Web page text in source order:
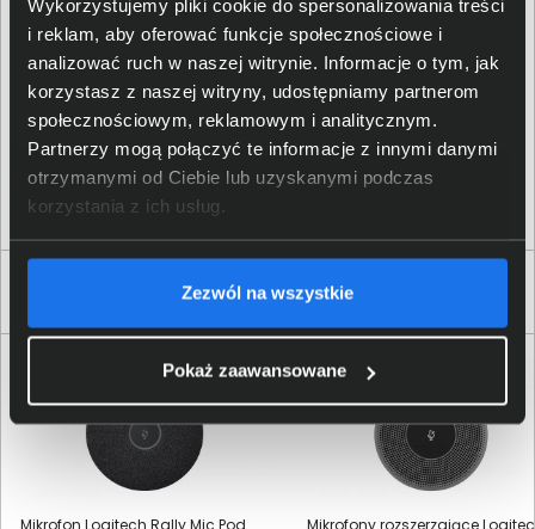
Wykorzystujemy pliki cookie do spersonalizowania treści
i reklam, aby oferować funkcje społecznościowe i
analizować ruch w naszej witrynie. Informacje o tym, jak
korzystasz z naszej witryny, udostępniamy partnerom
społecznościowym, reklamowym i analitycznym.
Partnerzy mogą połączyć te informacje z innymi danymi
otrzymanymi od Ciebie lub uzyskanymi podczas
korzystania z ich usług.
Zezwól na wszystkie
Pokaż zaawansowane
Dane producenta
Logitech Europe S.A.; EPFL -
Quartier de l’Innovation, CH
- 1015 Lausanne, Switzerland
Osoba odpowiedzialna za
Logitech Europe S.A.
Catharijnesingel 47, 3511GC
Utrecht, The Netherlands;
https://support.logi.
Produkty podobne
Mikrofon Logitech Rally Mic Pod
Mikrofony rozszerzające